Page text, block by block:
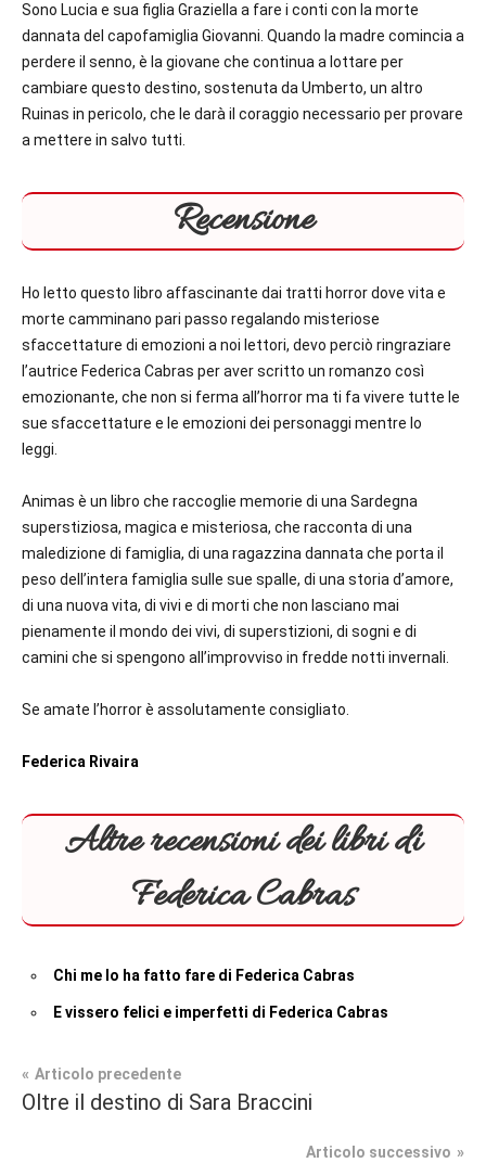
Sono Lucia e sua figlia Graziella a fare i conti con la morte
dannata del capofamiglia Giovanni. Quando la madre comincia a
perdere il senno, è la giovane che continua a lottare per
cambiare questo destino, sostenuta da Umberto, un altro
Ruinas in pericolo, che le darà il coraggio necessario per provare
a mettere in salvo tutti.
Recensione
Ho letto questo libro affascinante dai tratti horror dove vita e
morte camminano pari passo regalando misteriose
sfaccettature di emozioni a noi lettori, devo perciò ringraziare
l’autrice Federica Cabras per aver scritto un romanzo così
emozionante, che non si ferma all’horror ma ti fa vivere tutte le
sue sfaccettature e le emozioni dei personaggi mentre lo
leggi.
Animas è un libro che raccoglie memorie di una Sardegna
superstiziosa, magica e misteriosa, che racconta di una
maledizione di famiglia, di una ragazzina dannata che porta il
peso dell’intera famiglia sulle sue spalle, di una storia d’amore,
di una nuova vita, di vivi e di morti che non lasciano mai
pienamente il mondo dei vivi, di superstizioni, di sogni e di
camini che si spengono all’improvviso in fredde notti invernali.
Se amate l’horror è assolutamente consigliato.
Federica Rivaira
Altre recensioni dei libri di
Federica Cabras
Chi me lo ha fatto fare di Federica Cabras
E vissero felici e imperfetti di Federica Cabras
Tag
Paranormal
Navigazione
Articolo precedente
Oltre il destino di Sara Braccini
Articolo successivo